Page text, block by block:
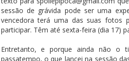
sessão de grávida pode ser uma
vencedora terá uma das suas fotos
participar. Têm até sexta-feira (dia 17)
Entretanto, e porque ainda não o
passatempo, o que lancei na sessão